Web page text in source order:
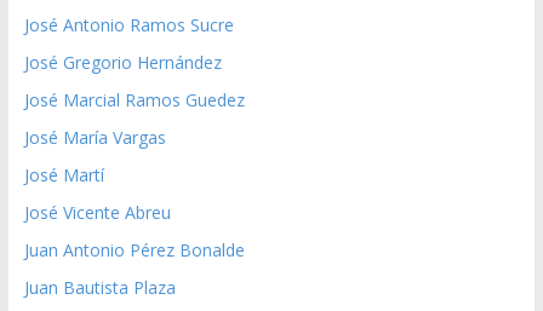
José Antonio Ramos Sucre
José Gregorio Hernández
José Marcial Ramos Guedez
José María Vargas
José Martí
José Vicente Abreu
Juan Antonio Pérez Bonalde
Juan Bautista Plaza